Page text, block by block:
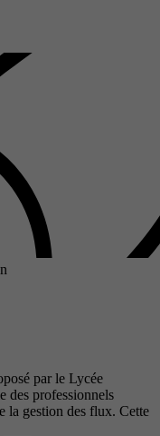
par le Lycée
des professionnels
la gestion des flux. Cette